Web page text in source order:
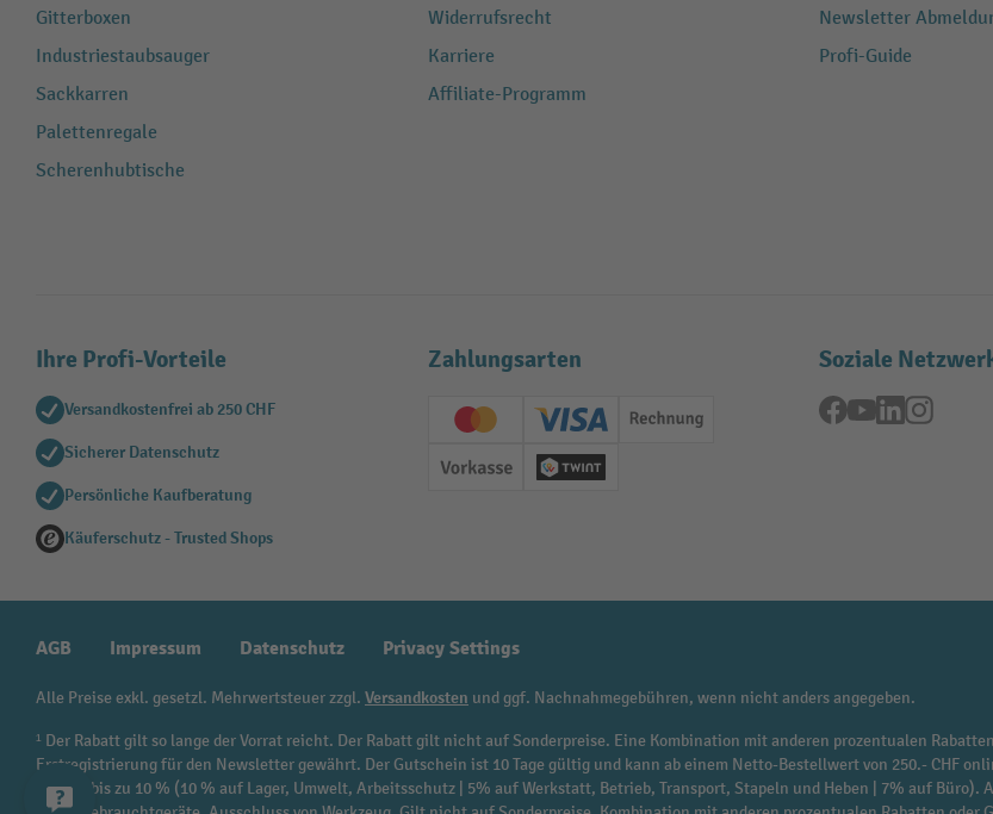
Gitterboxen
Industriestaubsauger
Sackkarren
Palettenregale
Scherenhubtische
Widerrufsrecht
Karriere
Affiliate-Programm
Newsletter
Profi-Guide
Ihre Profi-Vorteile
Versandkostenfrei ab 250 CHF
Sicherer Datenschutz
Persönliche Kaufberatung
Käuferschutz - Trusted Shops
Zahlungsarten
Creditcard (Master)Creditcard (Visa)
Rechnung
Vorkasse Twint
Soziale
Facebook
YouTubeLinkedIn
AGB Impressum Datenschutz Privacy Settings
Alle Preise exkl. gesetzl. Mehrwertsteuer zzgl. Versandkosten und ggf. Nachnahmegebühren, wenn nicht anders angegeben.
¹ Der Rabatt gilt so lange der Vorrat reicht. Der Rabatt gilt nicht auf Sonderpreise. Eine Kombination mit anderen prozentualen
Erstregistrierung für den Newsletter gewährt. Der Gutschein ist 10 Tage gültig und kann ab einem Netto-Bestellwert von 250.- CHF
beträgt bis zu 10 % (10 % auf Lager, Umwelt, Arbeitsschutz | 5% auf Werkstatt, Betrieb, Transport, Stapeln und Heben | 7% auf